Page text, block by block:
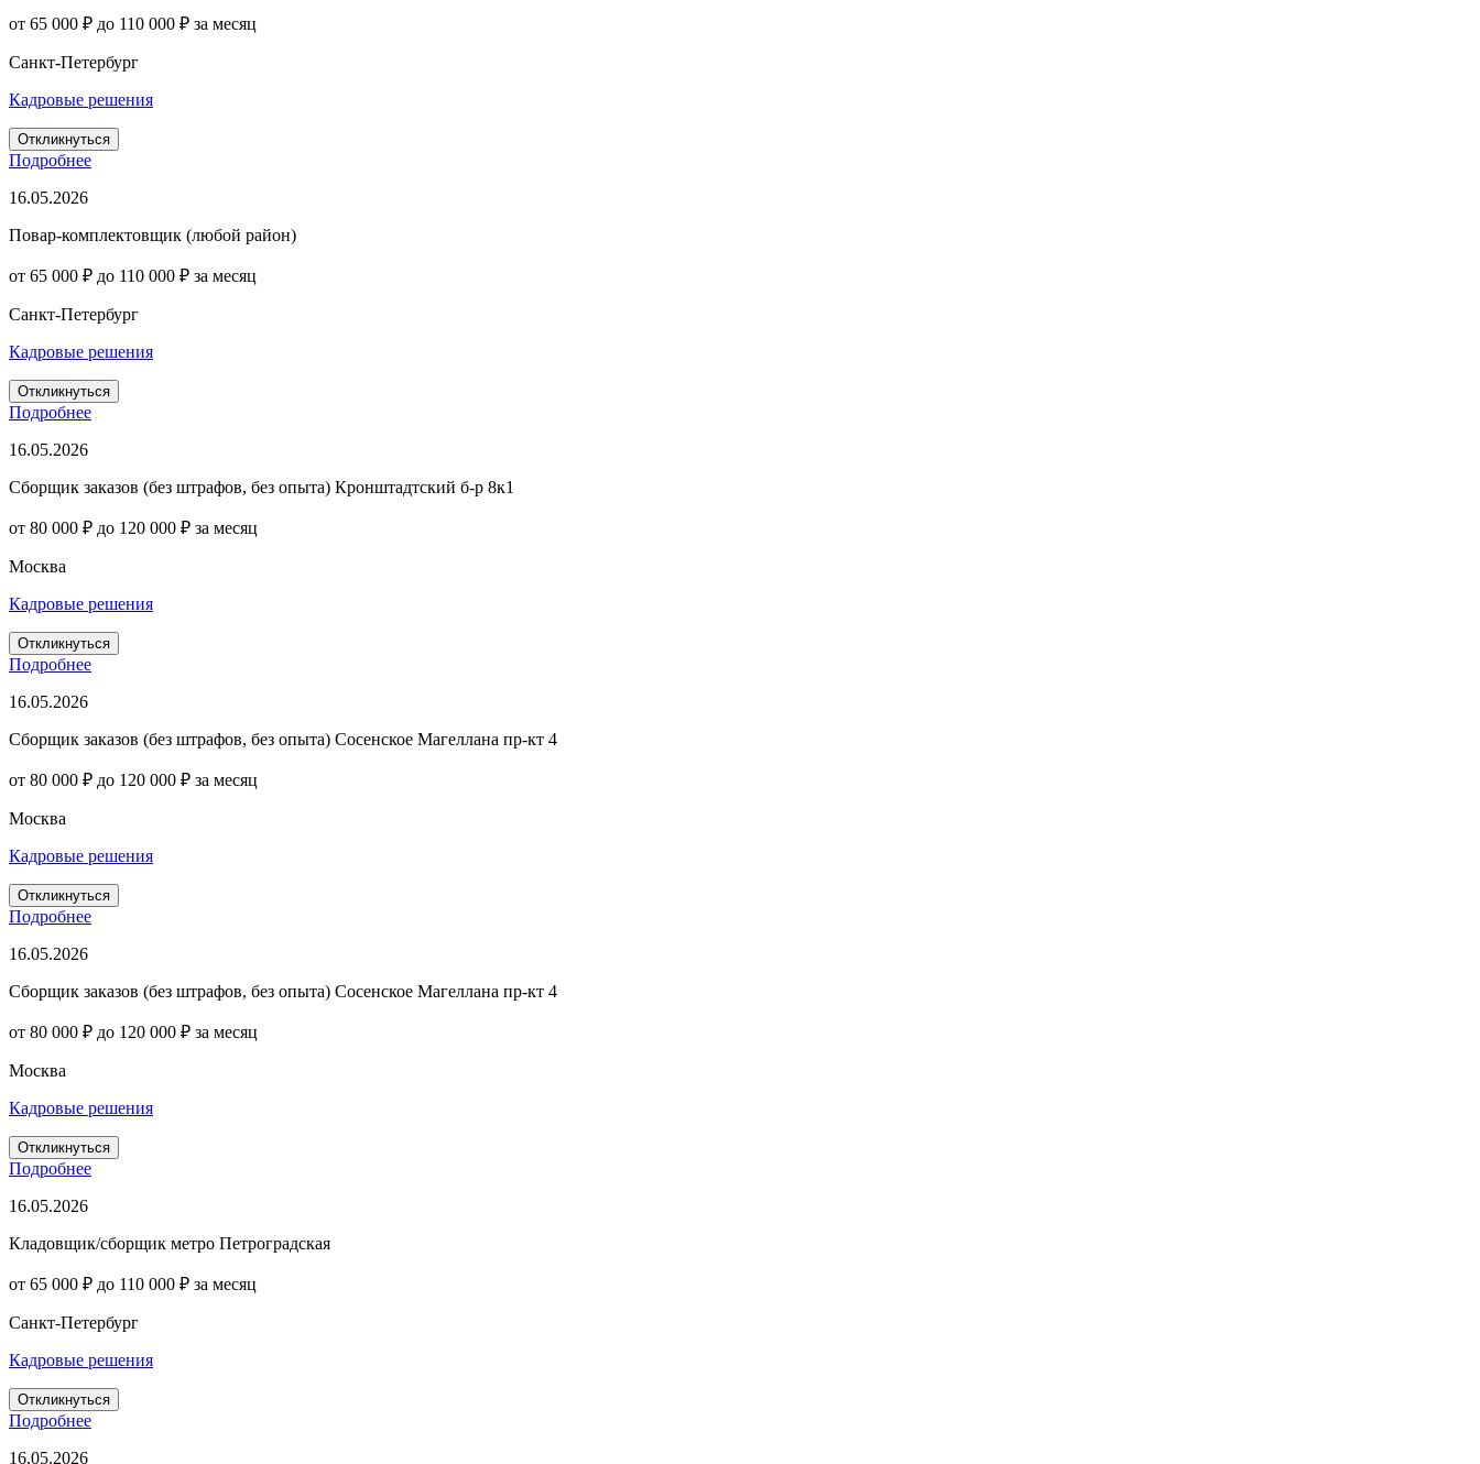
от 65 000 ₽ до 110 000 ₽ за месяц
Санкт-Петербург
Кадровые решения
Откликнуться
Подробнее
16.05.2026
Повар-комплектовщик (любой район)
от 65 000 ₽ до 110 000 ₽ за месяц
Санкт-Петербург
Кадровые решения
Откликнуться
Подробнее
16.05.2026
Сборщик заказов (без штрафов, без опыта) Кронштадтский б-р 8к1
от 80 000 ₽ до 120 000 ₽ за месяц
Москва
Кадровые решения
Откликнуться
Подробнее
16.05.2026
Сборщик заказов (без штрафов, без опыта) Сосенское Магеллана пр-кт 4
от 80 000 ₽ до 120 000 ₽ за месяц
Москва
Кадровые решения
Откликнуться
Подробнее
16.05.2026
Сборщик заказов (без штрафов, без опыта) Сосенское Магеллана пр-кт 4
от 80 000 ₽ до 120 000 ₽ за месяц
Москва
Кадровые решения
Откликнуться
Подробнее
16.05.2026
Кладовщик/сборщик метро Петроградская
от 65 000 ₽ до 110 000 ₽ за месяц
Санкт-Петербург
Кадровые решения
Откликнуться
Подробнее
16.05.2026